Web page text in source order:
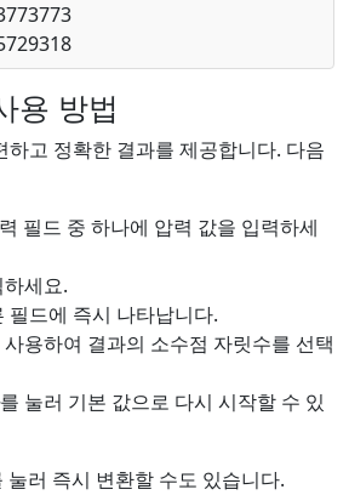
용 방법
하고 정확한 결과를 제공합니다. 다음
필드 중 하나에 압력 값을 입력하세
세요.
필드에 즉시 나타납니다.
용하여 결과의 소수점 자릿수를 선택
를 눌러 기본 값으로 다시 시작할 수 있
눌러 즉시 변환할 수도 있습니다.